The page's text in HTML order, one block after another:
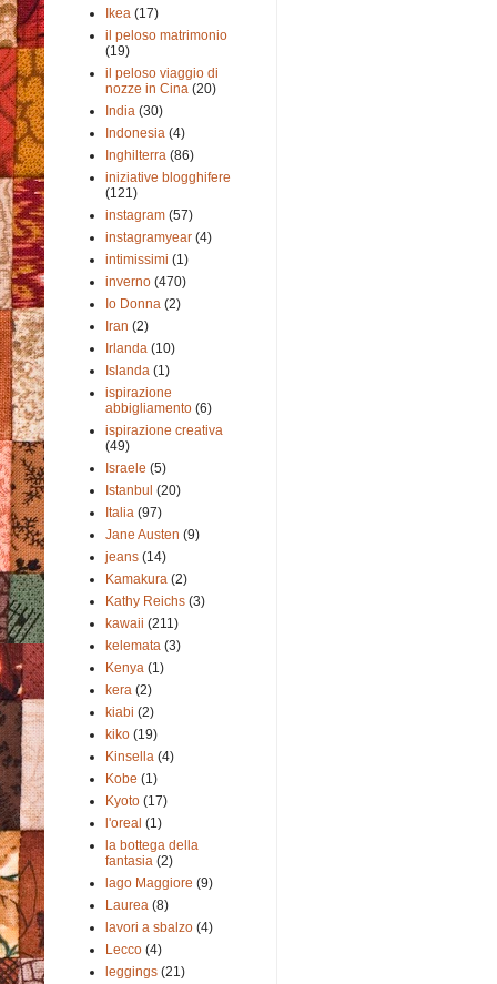
Ikea (17)
il peloso matrimonio
(19)
il peloso viaggio di
nozze in Cina (20)
India (30)
Indonesia (4)
Inghilterra (86)
iniziative blogghifere
(121)
instagram (57)
instagramyear (4)
intimissimi (1)
inverno (470)
Io Donna (2)
Iran (2)
Irlanda (10)
Islanda (1)
ispirazione
abbigliamento (6)
ispirazione creativa
(49)
Israele (5)
Istanbul (20)
Italia (97)
Jane Austen (9)
jeans (14)
Kamakura (2)
Kathy Reichs (3)
kawaii (211)
kelemata (3)
Kenya (1)
kera (2)
kiabi (2)
kiko (19)
Kinsella (4)
Kobe (1)
Kyoto (17)
l'oreal (1)
la bottega della
fantasia (2)
lago Maggiore (9)
Laurea (8)
lavori a sbalzo (4)
Lecco (4)
leggings (21)